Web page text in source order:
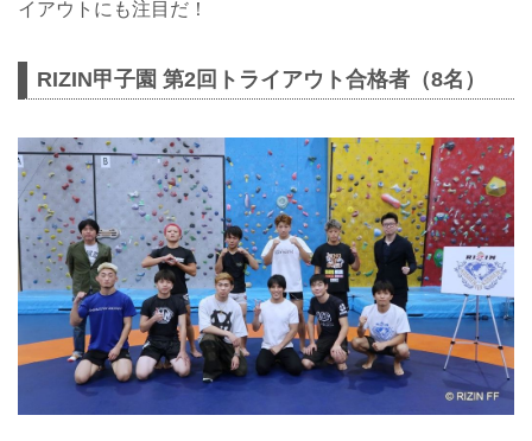
イアウトにも注目だ！
RIZIN甲子園 第2回トライアウト合格者（8名）